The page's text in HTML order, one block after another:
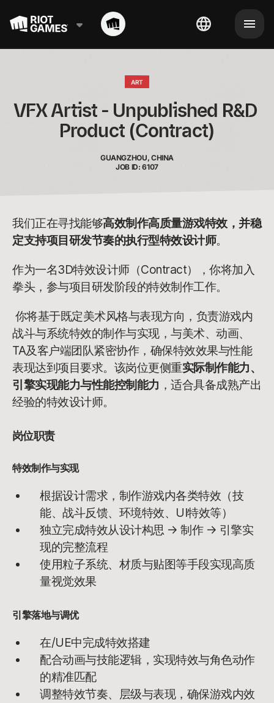
ART
VFX Artist - Unpublished R&D
Product (Contract)
GUANGZHOU, CHINA
JOB ID: 6107
我们正在寻找能够高效制作高质量游戏特效，并稳
定支持项目研发节奏的执行型特效设计师。
作为一名3D特效设计师（Contract），你将加入
拳头，参与项目研发阶段的特效制作工作。
你将基于既定美术风格与表现方向，负责游戏内
战斗与系统特效的制作与实现，与美术、动画、
TA及客户端团队紧密协作，确保特效效果与性能
表现达到项目要求。该岗位更侧重实际制作能力、
引擎实现能力与性能控制能力 ，适合具备成熟产出
经验的特效设计师。
岗位职责
特效制作与实现
根据设计需求，制作游戏内各类特效（技
能、战斗反馈、环境特效、UI特效等）
独立完成特效从设计构思 → 制作 → 引擎实
现的完整流程
使用粒子系统、材质与贴图等手段实现高质
量视觉效果
引擎落地与调优
在/UE中完成特效搭建
配合动画与技能逻辑，实现特效与角色动作
的精准匹配
调整特效节奏、层级与表现，确保游戏内效